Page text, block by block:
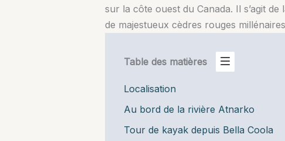
sur la côte ouest du Canada. Il s’agit
de majestueux cèdres rouges
Table des matières
Localisation
Au bord de la rivière Atnarko
Tour de kayak depuis Bella Coola